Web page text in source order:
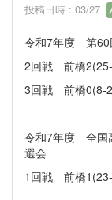
投稿日時 : 03/27
令和7年度 第60
2回戦 前橋
3回戦 前橋0(8-
令和7年度 全国
選会
1回戦 前橋